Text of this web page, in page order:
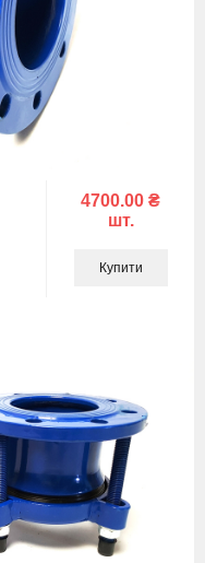
4700.00 ₴
шт.
Купити